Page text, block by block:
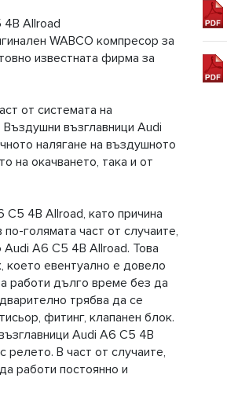
4B Allroad
WABCO компресор за
известната фирма за
от системата на
възглавници Audi
налягане на въздушното
на окачването, така и от
4B Allroad, като причина
голямата част от случаите,
A6 C5 4B Allroad. Това
което евентуално е довело
работи дълго време без да
трябва да се
фитинг, клапанен блок.
Audi A6 C5 4B
В част от случаите,
работи постоянно и